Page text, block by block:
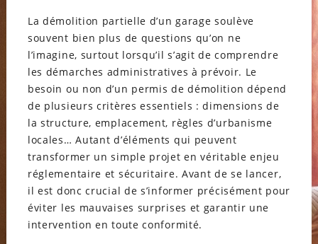
La démolition partielle d’un garage soulève
souvent bien plus de questions qu’on ne
l’imagine, surtout lorsqu’il s’agit de comprendre
les démarches administratives à prévoir. Le
besoin ou non d’un permis de démolition dépend
de plusieurs critères essentiels : dimensions de
la structure, emplacement, règles d’urbanisme
locales… Autant d’éléments qui peuvent
transformer un simple projet en véritable enjeu
réglementaire et sécuritaire. Avant de se lancer,
il est donc crucial de s’informer précisément pour
éviter les mauvaises surprises et garantir une
intervention en toute conformité.